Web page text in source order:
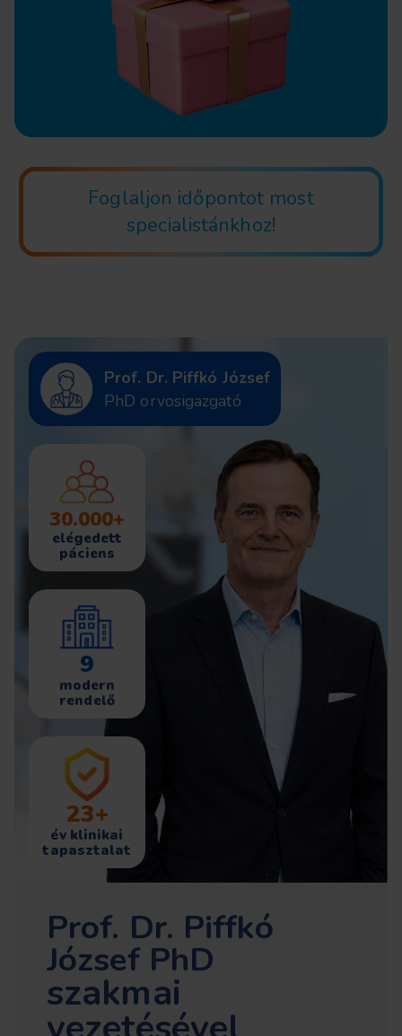
Foglaljon időpontot most
specialistánkhoz!
Prof. Dr. Piffkó József
PhD orvosigazgató
30.000+
elégedett
páciens
9
modern
rendelő
23+
év klinikai
tapasztalat
Prof. Dr. Piffkó
József PhD
szakmai